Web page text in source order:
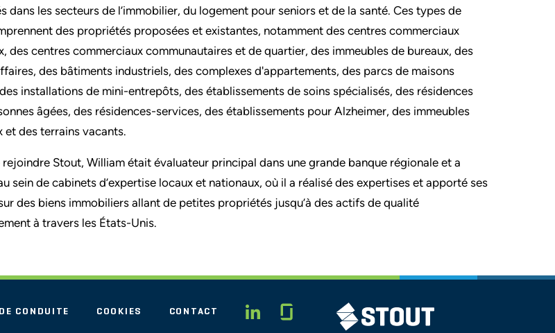
dans les secteurs de l’immobilier, du logement pour seniors et de la santé. Ces types de
des propriétés proposées et existantes, notamment des centres commerciaux
des centres commerciaux communautaires et de quartier, des immeubles de bureaux, des
des bâtiments industriels, des complexes d'appartements, des parcs de maisons
installations de mini-entrepôts, des établissements de soins spécialisés, des résidences
âgées, des résidences-services, des établissements pour Alzheimer, des immeubles
et des terrains vacants.
Stout, William était évaluateur principal dans une grande banque régionale et a
sein de cabinets d’expertise locaux et nationaux, où il a réalisé des expertises et apporté ses
des biens immobiliers allant de petites propriétés jusqu’à des actifs de qualité
à travers les États-Unis.
LINKEDIN
Glassdoor
CONDUITE COOKIES CONTACT
STOUT LOGO